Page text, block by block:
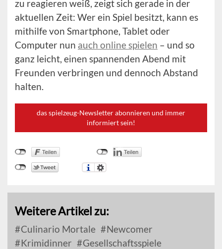
zu reagieren weiß, zeigt sich gerade in der
aktuellen Zeit: Wer ein Spiel besitzt, kann es
mithilfe von Smartphone, Tablet oder
Computer nun auch online spielen – und so
ganz leicht, einen spannenden Abend mit
Freunden verbringen und dennoch Abstand
halten.
das spielzeug-Newsletter abonnieren und immer
informiert sein!
Weitere Artikel zu:
Culinario Mortale
Newcomer
Krimidinner
Gesellschaftsspiele